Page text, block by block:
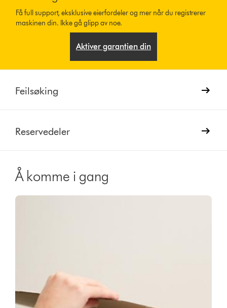
Få full support, eksklusive eierfordeler og mer når du registrerer
maskinen din. Ikke gå glipp av noe.
Aktiver garantien din
Feilsøking
Reservedeler
Å komme i gang
Video
Transcript
Open
video
transcript